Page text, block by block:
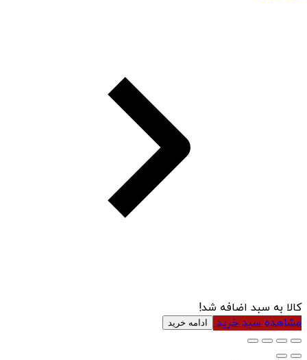
کالا به سبد اضافه شد!
مشاهده سبد خرید ادامه خرید